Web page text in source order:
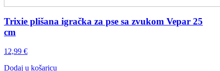
Trixie plišana igračka za pse sa zvukom Vepar 25
cm
12,99 €
Dodaj u košaricu